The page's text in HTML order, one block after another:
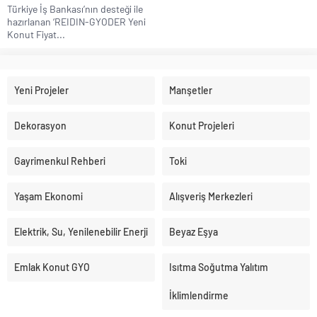
Türkiye İş Bankası’nın desteği ile
hazırlanan ‘REIDIN-GYODER Yeni
Konut Fiyat...
Yeni Projeler Manşetler
Dekorasyon Konut Projeleri
Gayrimenkul Rehberi Toki
Yaşam Ekonomi Alışveriş Merkezleri
Elektrik, Su, Yenilenebilir Enerji Beyaz Eşya
Emlak Konut GYO Isıtma Soğutma Yalıtım
İklimlendirme